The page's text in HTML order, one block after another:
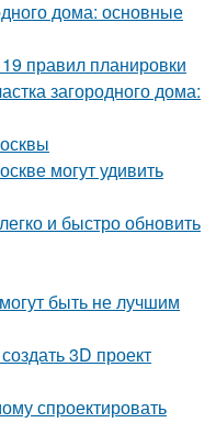
дома: основные
правил планировки
загородного дома:
могут удивить
и быстро обновить
быть не лучшим
3D проект
спроектировать